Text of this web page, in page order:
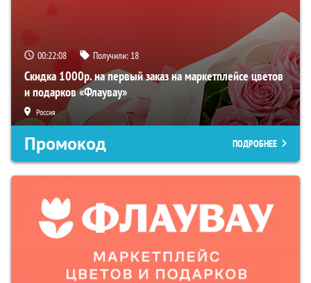
00:22:07 Получили: 18
Скидка 1000р. на первый заказ на маркетплейсе цветов
и подарков «Флаувау»
Россия
Промокод ПОДРОБНЕЕ